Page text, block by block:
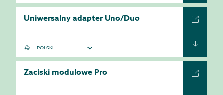
Uniwersalny adapter Uno/Duo
Zaciski modulowe Pro